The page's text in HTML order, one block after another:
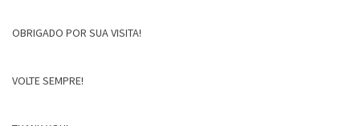
OBRIGADO POR SUA VISITA!
VOLTE SEMPRE!